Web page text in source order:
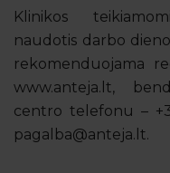
Klinikos
naudotis darbo
rekomenduojama
www.anteja.lt,
centro telefonu –
pagalba@anteja.lt.